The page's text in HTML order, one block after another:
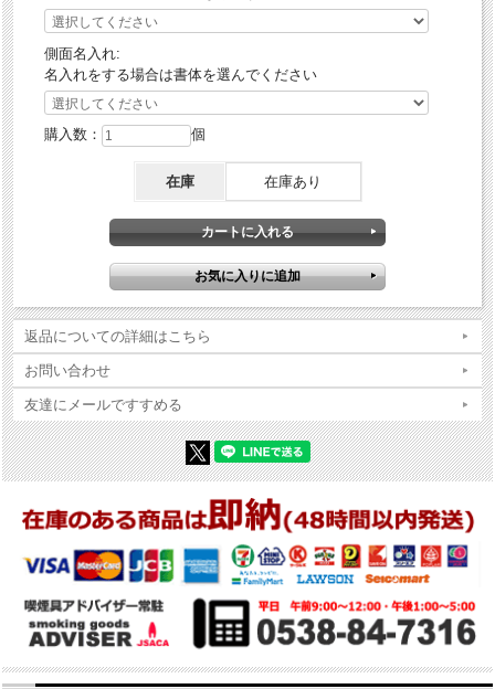
側面名入れ:
名入れをする場合は書体を選んでください
購入数： 個
在庫 在庫あり
返品についての詳細はこちら
お問い合わせ
友達にメールですすめる